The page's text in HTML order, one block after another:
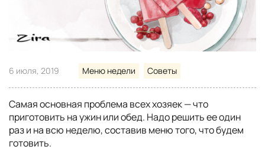
6 июля, 2019 Меню недели Советы
Самая основная проблема всех хозяек — что
приготовить на ужин или обед. Надо решить ее один
раз и на всю неделю, составив меню того, что будем
готовить.